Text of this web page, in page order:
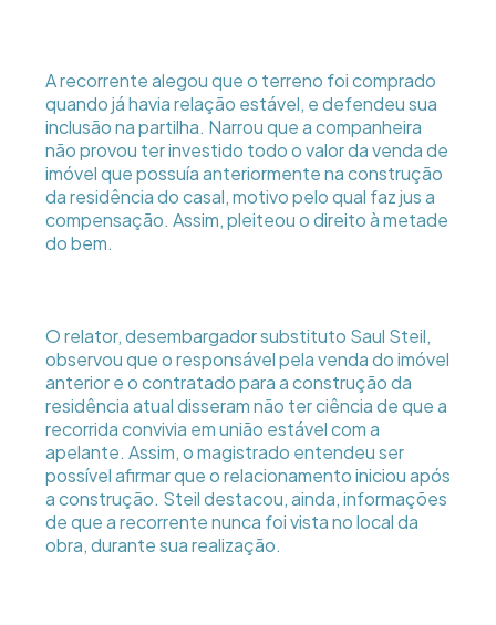
A recorrente alegou que o terreno foi comprado
quando já havia relação estável, e defendeu sua
inclusão na partilha. Narrou que a companheira
não provou ter investido todo o valor da venda de
imóvel que possuía anteriormente na construção
da residência do casal, motivo pelo qual faz jus a
compensação. Assim, pleiteou o direito à metade
do bem.
O relator, desembargador substituto Saul Steil,
observou que o responsável pela venda do imóvel
anterior e o contratado para a construção da
residência atual disseram não ter ciência de que a
recorrida convivia em união estável com a
apelante. Assim, o magistrado entendeu ser
possível afirmar que o relacionamento iniciou após
a construção. Steil destacou, ainda, informações
de que a recorrente nunca foi vista no local da
obra, durante sua realização.